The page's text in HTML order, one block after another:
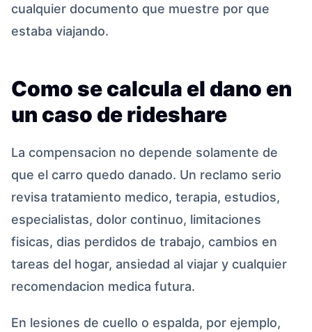
cualquier documento que muestre por que
estaba viajando.
Como se calcula el dano en
un caso de rideshare
La compensacion no depende solamente de
que el carro quedo danado. Un reclamo serio
revisa tratamiento medico, terapia, estudios,
especialistas, dolor continuo, limitaciones
fisicas, dias perdidos de trabajo, cambios en
tareas del hogar, ansiedad al viajar y cualquier
recomendacion medica futura.
En lesiones de cuello o espalda, por ejemplo,